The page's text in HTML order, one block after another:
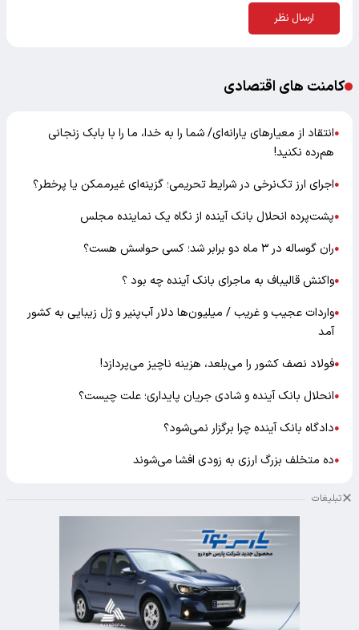
ارسال نظر
کامنت های اقتصادی
●انتقاد از معیارهای یارانه‌ای/ شما را به خدا، ما را با بابک زنجانی
هم‌رده نکنید!
●اجرای ارز تک‌نرخی در شرایط تحریمی؛ گزینه‌ای غیرممکن یا پرخطر؟
●پشت‌پرده انحلال بانک آینده از نگاه یک نماینده مجلس
●ران گوساله در ۳ ماه دو برابر شد؛ کسی حواسش هست؟
●واکنش قالیباف به ماجرای بانک آینده چه بود ؟
●واردات عجیب و غریب / میلیون‌ها دلار آب‌پنیر و ژل زیبایی به کشور
آمد
●فولاد نصف کشور را می‌بلعد، هزینه ناچیز می‌پردازد!
●انحلال بانک آینده و شادی جریان پایداری؛ علت چیست؟
●دادگاه بانک آینده چرا برگزار نمی‌شود؟
●ده متخلف بزرگ ارزی به زودی افشا می‌شوند
تبلیغات